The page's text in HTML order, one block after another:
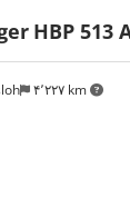
۴٬۲۲۷ km
HBP 513